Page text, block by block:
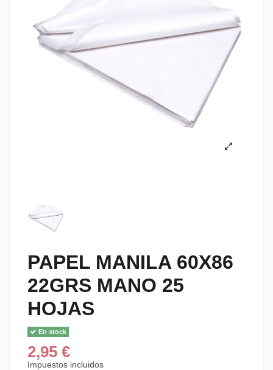
PAPEL MANILA 60X86
22GRS MANO 25
HOJAS
En stock
2,95 €
Impuestos incluidos